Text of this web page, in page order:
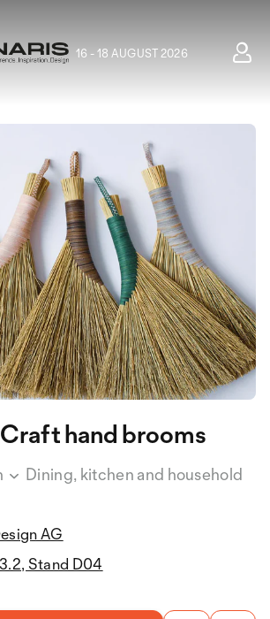
16 - 18 AUGUST 2026
hand brooms
Dining, kitchen and household
AG
Stand D04